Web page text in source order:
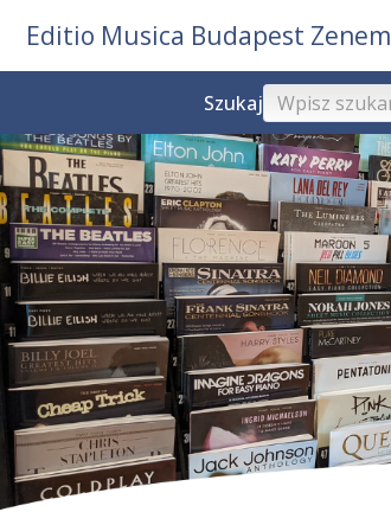
Editio Musica Budapest
Szukaj